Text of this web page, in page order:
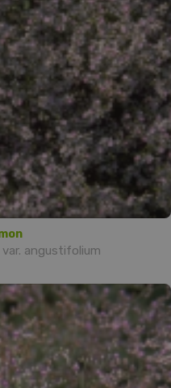
angustifolium